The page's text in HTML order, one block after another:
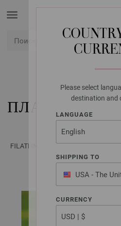
Please select
destination and
LANGUAGE
SHIPPING TO
USA - The
of America
CURRENCY
LANA
ПЛАТЬЕ COOL
FILATI INFANTI No. 16 -